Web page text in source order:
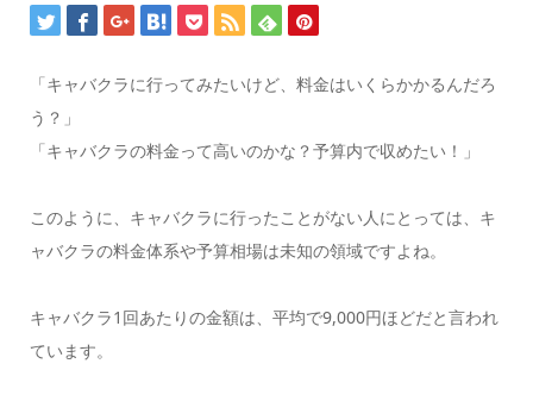
「キャバクラに行ってみたいけど、料金はいくらかかるんだろ
う？」
「キャバクラの料金って高いのかな？予算内で収めたい！」
このように、キャバクラに行ったことがない人にとっては、キ
ャバクラの料金体系や予算相場は未知の領域ですよね。
キャバクラ1回あたりの金額は、平均で9,000円ほどだと言われ
ています。